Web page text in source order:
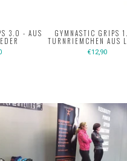
3.0 - AUS
GYMNASTIC GRIPS
TURNRIEMCHEN AUS
€12,90